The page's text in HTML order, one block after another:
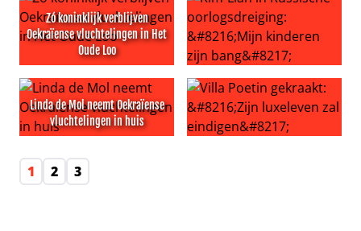
Zó koninklijk verblijven
Oekraïense vluchtelingen in Het
Oude Loo
Zó koninklijk verblijven Oekraïense vluchtelingen in Het
Kim-Lian in Russische
Linda de Mol neemt Oekraïense
vluchtelingen in huis
1
2 3